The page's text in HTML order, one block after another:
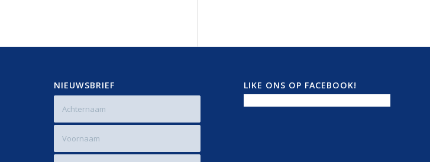
NIEUWSBRIEF LIKE ONS OP FACEBOOK!